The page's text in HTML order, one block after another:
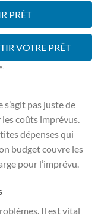
PRÊT
VOTRE PRÊT
pas juste de
coûts imprévus.
dépenses qui
budget couvre les
pour l’imprévu.
Il est vital